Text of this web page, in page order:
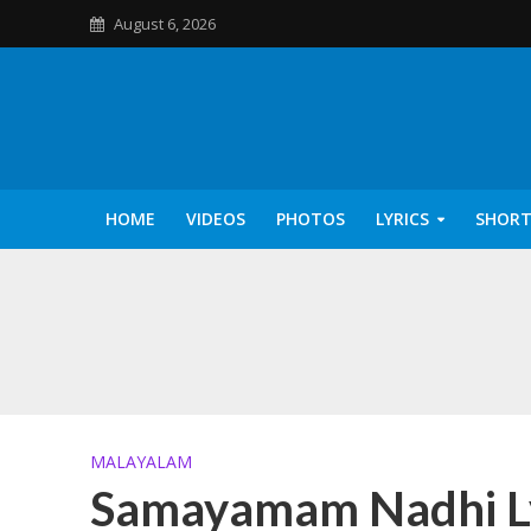
August 6, 2026
HOME VIDEOS PHOTOS LYRICS
MALAYALAM
Samayamam Nadhi